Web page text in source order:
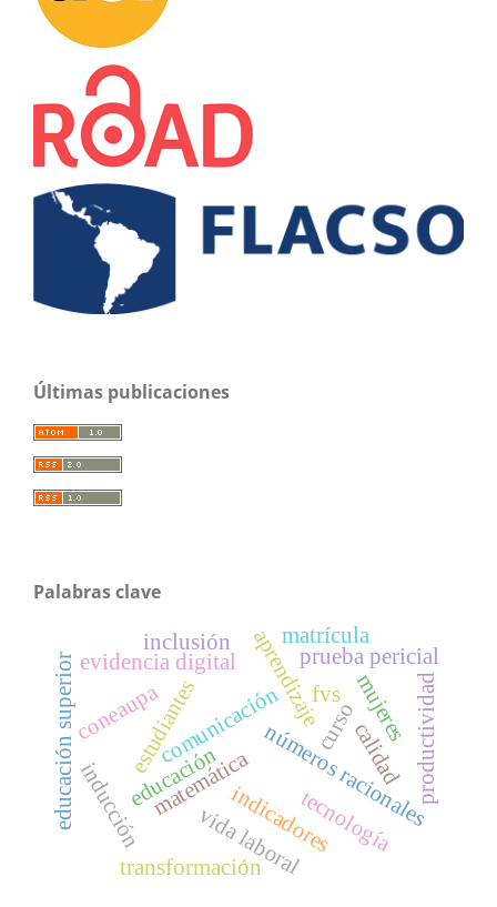
Últimas publicaciones
Palabras clave
comunicación
educación
tecnología
curso
aprendizaje
matemáticanúmeros racionales
inducción vida laboral
estudiantes
evidencia digital prueba pericial
educación superior mujeres
matrícula
indicadores
coneaupa
inclusión
calidad
fvs productividad
transformación